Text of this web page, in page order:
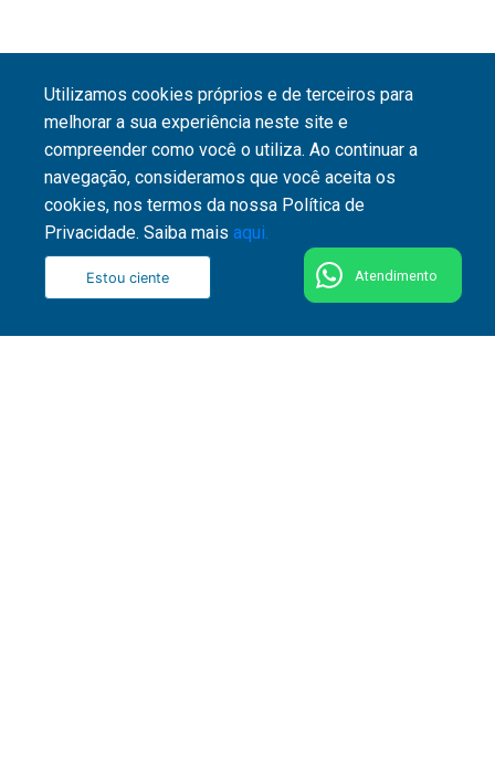
Atendimento
Utilizamos cookies próprios e de terceiros para
melhorar a sua experiência neste site e
compreender como você o utiliza. Ao continuar a
navegação, consideramos que você aceita os
cookies, nos termos da nossa Política de
Privacidade. Saiba mais aqui.
Estou ciente